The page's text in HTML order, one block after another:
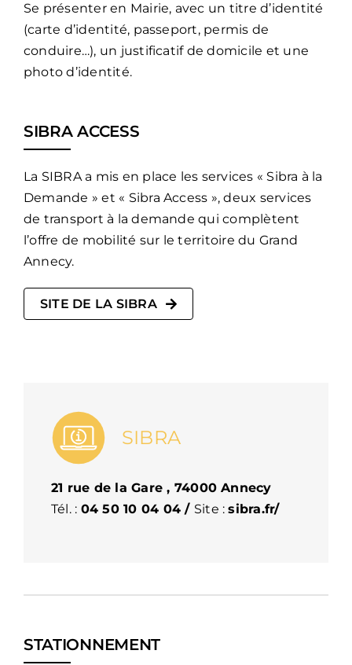
Se présenter en Mairie, avec un titre d’identité
(carte d’identité, passeport, permis de
conduire…), un justificatif de domicile et une
photo d’identité.
SIBRA ACCESS
La SIBRA a mis en place les services « Sibra à la
Demande » et « Sibra Access », deux services
de transport à la demande qui complètent
l’offre de mobilité sur le territoire du Grand
Annecy.
SITE DE LA SIBRA
SIBRA
21 rue de la Gare , 74000 Annecy
Tél. : 04 50 10 04 04 / Site :sibra.fr/
STATIONNEMENT